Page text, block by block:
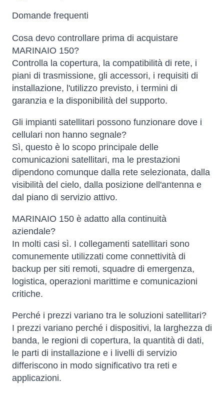
Domande frequenti
Cosa devo controllare prima di acquistare
MARINAIO 150?
Controlla la copertura, la compatibilità di rete, i
piani di trasmissione, gli accessori, i requisiti di
installazione, l'utilizzo previsto, i termini di
garanzia e la disponibilità del supporto.
Gli impianti satellitari possono funzionare dove i
cellulari non hanno segnale?
Sì, questo è lo scopo principale delle
comunicazioni satellitari, ma le prestazioni
dipendono comunque dalla rete selezionata, dalla
visibilità del cielo, dalla posizione dell'antenna e
dal piano di servizio attivo.
MARINAIO 150 è adatto alla continuità
aziendale?
In molti casi sì. I collegamenti satellitari sono
comunemente utilizzati come connettività di
backup per siti remoti, squadre di emergenza,
logistica, operazioni marittime e comunicazioni
critiche.
Perché i prezzi variano tra le soluzioni satellitari?
I prezzi variano perché i dispositivi, la larghezza di
banda, le regioni di copertura, la quantità di dati,
le parti di installazione e i livelli di servizio
differiscono in modo significativo tra reti e
applicazioni.